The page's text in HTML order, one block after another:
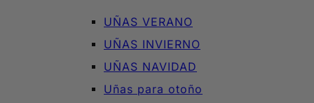
UÑAS VERANO
UÑAS INVIERNO
UÑAS NAVIDAD
Uñas para otoño